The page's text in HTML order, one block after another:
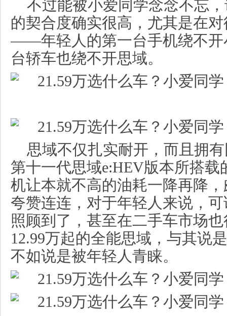
不过能被小爱同学念念不忘
的契合度确实很高，尤其是在
——年轻人的第一台手机绕不开
台轿车也绕不开思域。
思域不仅扎实耐开，而且拥
第十一代思域e:HEV版本所搭
机让本就不高的油耗一降再降
夸赞连连，对于年轻人来说，
照顾到了，甚至在二手车市场
12.99万起的全能思域，与其说
不如说是被年轻人青睐。